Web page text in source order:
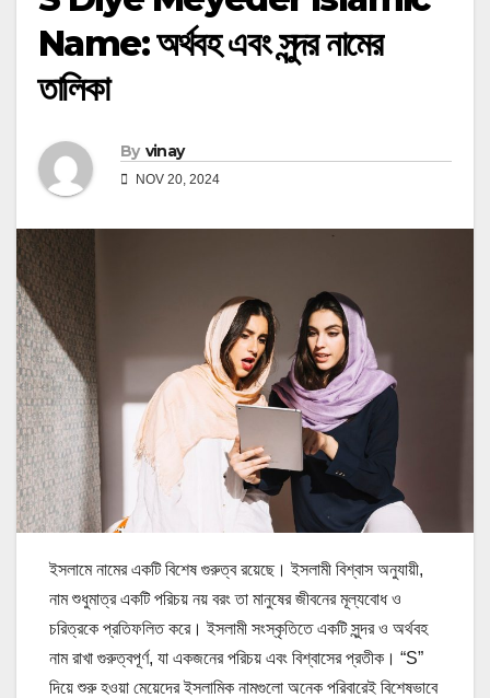
Name: অর্থবহ এবং সুন্দর নামের
তালিকা
By vinay
NOV 20, 2024
ইসলামে নামের একটি বিশেষ গুরুত্ব রয়েছে। ইসলামী বিশ্বাস অনুযায়ী,
নাম শুধুমাত্র একটি পরিচয় নয় বরং তা মানুষের জীবনের মূল্যবোধ ও
চরিত্রকে প্রতিফলিত করে। ইসলামী সংস্কৃতিতে একটি সুন্দর ও অর্থবহ
নাম রাখা গুরুত্বপূর্ণ, যা একজনের পরিচয় এবং বিশ্বাসের প্রতীক। “S”
দিয়ে শুরু হওয়া মেয়েদের ইসলামিক নামগুলো অনেক পরিবারেই বিশেষভাবে